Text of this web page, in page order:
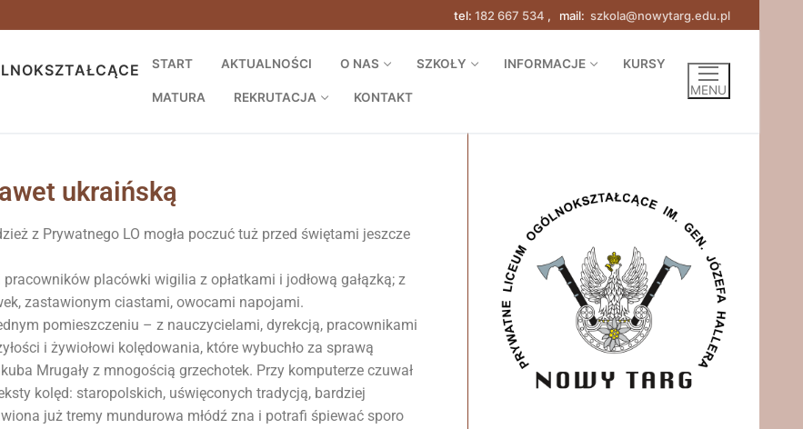
tel: 182 667 534 , mail: szkola@nowytarg.edu.pl
START AKTUALNOŚCI O NAS SZKOŁY INFORMACJE KURSY
MATURA REKRUTACJA KONTAKT MENU
ukraińską
z Prywatnego LO mogła poczuć tuż przed świętami jeszcze
placówki wigilia z opłatkami i jodłową gałązką; z
zastawionym ciastami, owocami napojami.
pomieszczeniu – z nauczycielami, dyrekcją, pracownikami
i żywiołowi kolędowania, które wybuchło za sprawą
Mrugały z mnogością grzechotek. Przy komputerze czuwał
kolęd: staropolskich, uświęconych tradycją, bardziej
już tremy mundurowa młódź zna i potrafi śpiewać sporo